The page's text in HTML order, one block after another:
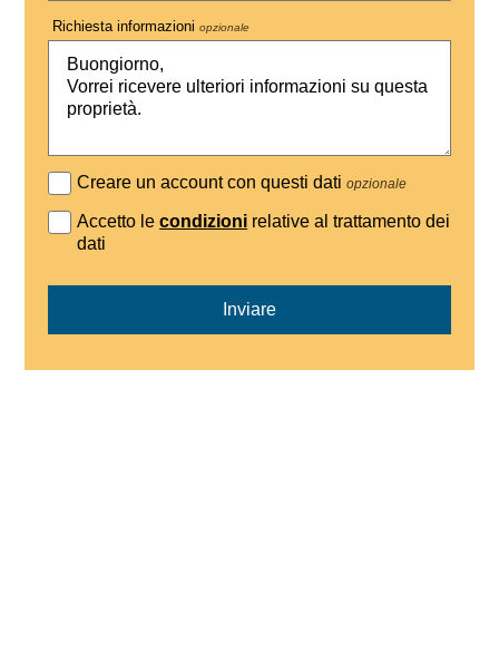
Richiesta informazioni opzionale
Creare un account con questi datiopzionale
Accetto lecondizioni relative al trattamento dei
dati
Inviare